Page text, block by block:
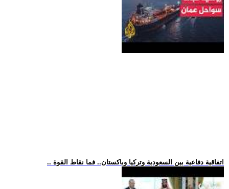
.. اتفاقية دفاعية بين السعودية وتركيا وباكستان.. فما نقاط القوة